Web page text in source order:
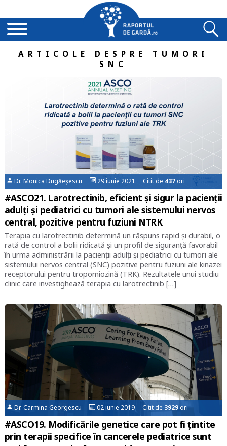
ARTICOLE DESPRE TUMORI
SNC
Dr. Monica Dugăeșescu 29 iunie 2021 Citit de 437 ori
#ASCO21. Larotrectinib, eficient și sigur la pacienţii
adulți și pediatrici cu tumori ale sistemului nervos
central, pozitive pentru fuziuni NTRK
Terapia cu larotrectinib determină un răspuns rapid şi durabil, o
rată de control a bolii ridicată şi un profil de siguranţă favorabil
în urma administrării la pacienţii adulţi şi pediatrici cu tumori ale
sistemului nervos central (SNC) pozitive pentru fuziuni ale kinazei
receptorului pentru tropomiozină (TRK). Rezultatele unui studiu
clinic care investighează terapia cu larotrectinib […]
Dr. Carmina Georgescu 02 iunie 2019 Citit de 3929ori
#ASCO19. Modificările genetice care pot fi țintite
prin terapii specifice în cancerele pediatrice sunt